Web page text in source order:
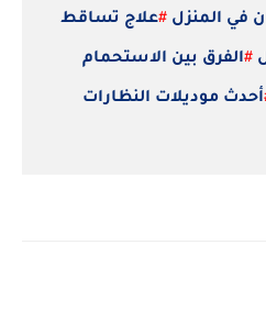
في المنزل #علاج تساقط
#الفرق بين الاستحمام
أحدث موديلات النظارات